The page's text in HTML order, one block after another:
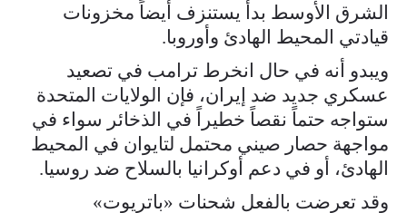
الشرق الأوسط بدأ يستنزف أيضاً مخزونات
قيادتي المحيط الهادئ وأوروبا.
ويبدو أنه في حال انخرط ترامب في تصعيد
عسكري جديد ضد إيران، فإن الولايات المتحدة
ستواجه حتماً نقصاً خطيراً في الذخائر سواء في
مواجهة حصار صيني محتمل لتايوان في المحيط
الهادئ، أو في دعم أوكرانيا بالسلاح ضد روسيا.
وقد تعرضت بالفعل شحنات «باتريوت»